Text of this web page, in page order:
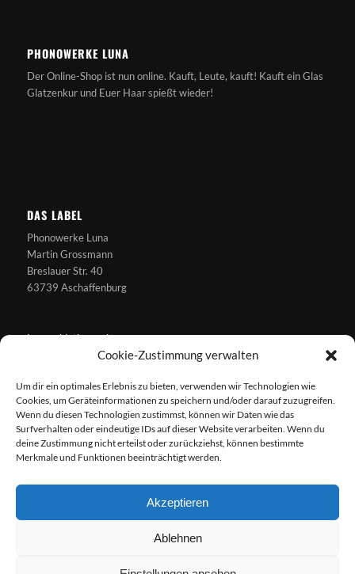
Cookie-Zustimmung verwalten
Um dir ein optimales Erlebnis zu bieten, verwenden wir Technologien wie
Cookies, um Geräteinformationen zu speichern und/oder darauf zuzugreifen.
Wenn du diesen Technologien zustimmst, können wir Daten wie das
Surfverhalten oder eindeutige IDs auf dieser Website verarbeiten. Wenn du
deine Zustimmung nicht erteilst oder zurückziehst, können bestimmte
Merkmale und Funktionen beeinträchtigt werden.
Akzeptieren
Ablehnen
PHONOWERKE LUNA
Der Online-Shop ist nun online. Kauft, Leute, kauft! Kauft ein Glas
Glatzenkur und Euer Haar spießt wieder!
DAS LABEL
Phonowerke Luna
Martin Grossmann
Breslauer Str. 40
63739 Aschaffenburg
jungs@blutjungs.de
EINSCHLAFHILFEN
Impressum